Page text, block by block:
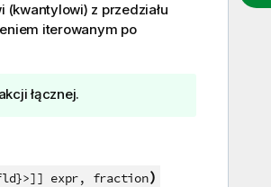
z przedziału
iterowanym po
łącznej.
fld}>]] expr, fraction)